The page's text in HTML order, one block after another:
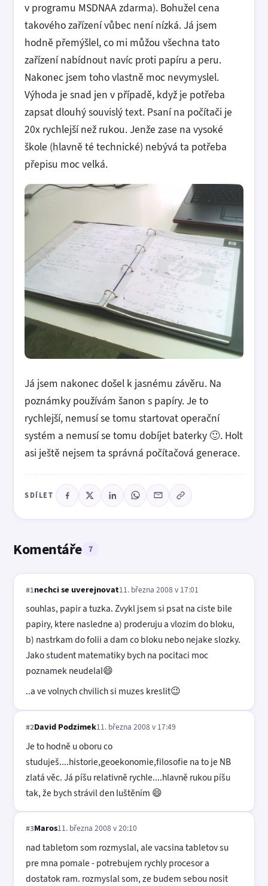
v programu MSDNAA zdarma). Bohužel cena
takového zařízení vůbec není nízká. Já jsem
hodně přemýšlel, co mi můžou všechna tato
zařízení nabídnout navíc proti papíru a peru.
Nakonec jsem toho vlastně moc nevymyslel.
Výhoda je snad jen v případě, když je potřeba
zapsat dlouhý souvislý text. Psaní na počítači je
20x rychlejší než rukou. Jenže zase na vysoké
škole (hlavně té technické) nebývá ta potřeba
přepisu moc velká.
Já jsem nakonec došel k jasnému závěru. Na
poznámky používám šanon s papíry. Je to
rychlejší, nemusí se tomu startovat operační
systém a nemusí se tomu dobíjet baterky 🙂. Holt
asi ještě nejsem ta správná počítačová generace.
SDÍLET
Komentáře 7
#1 nechci se uverejnovat11. března 2008 v 17:01
souhlas, papir a tuzka. Zvykl jsem si psat na ciste bile
papiry, ktere nasledne a) proderuju a vlozim do bloku,
b) nastrkam do folii a dam co bloku nebo nejake slozky.
Jako student matematiky bych na pocitaci moc
poznamek neudelal😄
..a ve volnych chvilich si muzes kreslit😉
#2David Podzimek11. března 2008 v 17:49
Je to hodně u oboru co
studuješ....historie,geoekonomie,filosofie na to je NB
zlatá věc. Já píšu relativně rychle....hlavně rukou píšu
tak, že bych strávil den luštěním 😄
#3Maros11. března 2008 v 20:10
nad tabletom som rozmyslal, ale vacsina tabletov su
pre mna pomale - potrebujem rychly procesor a
dostatok ram. rozmyslal som, ze budem sebou nosit